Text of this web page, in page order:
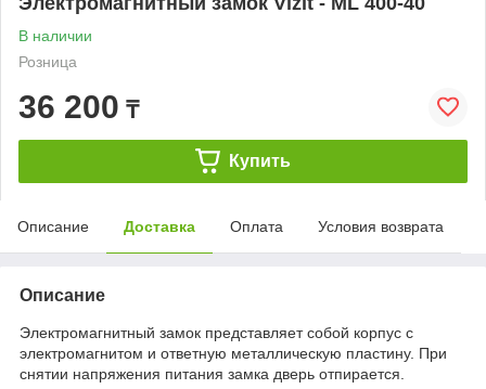
В наличии
Розница
36 200 ₸
Купить
Описание Доставка Оплата Условия возврата
Описание
Электромагнитный замок представляет собой корпус с
электромагнитом и ответную металлическую пластину. При
снятии напряжения питания замка дверь отпирается.